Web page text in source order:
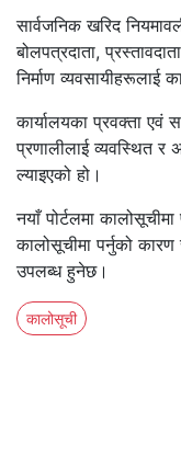
सार्वजनिक खरिद
बोलपत्रदाता,
निर्माण व्यवसायीहरूलाई
कार्यालयका प्रवक्ता एवं
प्रणालीलाई व्यवस्थित र
ल्याइएको हो।
नयाँ पोर्टलमा
कालोसूचीमा पर्नुको
उपलब्ध हुनेछ।
कालोसूची